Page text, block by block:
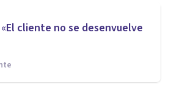
cliente no se desenvuelve